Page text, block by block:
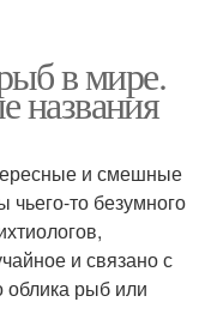
в мире.
и смешные
чьего-то безумного
и связано с
рыб или